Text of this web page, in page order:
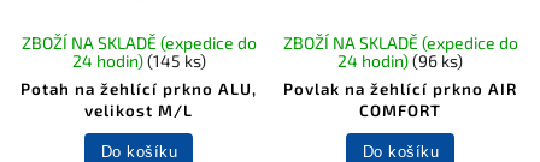
Potah na žehlící prkno ALU,
velikost M/L
ZBOŽÍ NA SKLADĚ (expedice do
24 hodin)(145 ks)
Do košíku
Povlak na žehlící prkno AIR
COMFORT
ZBOŽÍ NA SKLADĚ (expedice do
24 hodin)(96 ks)
Do košíku